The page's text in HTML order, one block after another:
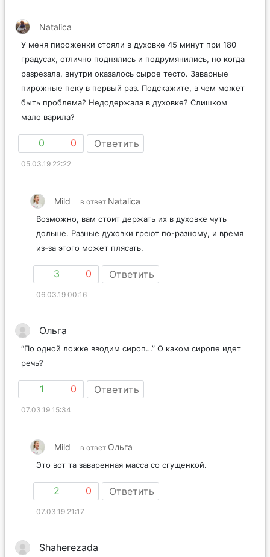
Natalica
У меня пироженки стояли в духовке 45 минут при 180
градусах, отлично поднялись и подрумянились, но когда
разрезала, внутри оказалось сырое тесто. Заварные
пирожные пеку в первый раз. Подскажите, в чем может
быть проблема? Недодержала в духовке? Слишком
мало варила?
0 0 Ответить
05.03.19 22:22
Mild в ответ Natalica
Возможно, вам стоит держать их в духовке чуть
дольше. Разные духовки греют по-разному, и время
из-за этого может плясать.
3 0 Ответить
06.03.19 00:16
Ольга
“По одной ложке вводим сироп…” О каком сиропе идет
речь?
1 0 Ответить
07.03.19 15:34
Mild в ответ Ольга
Это вот та заваренная масса со сгущенкой.
2 0 Ответить
07.03.19 21:17
Shaherezada